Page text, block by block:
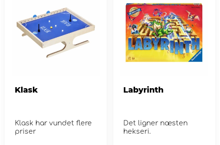
Klask
Klask har vundet flere
priser
Labyrinth
Det ligner næsten
hekseri.